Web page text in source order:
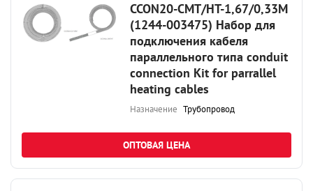
CCON20-CMT/HT-1,67/0,33M
(1244-003475) Набор для
подключения кабеля
параллельного типа conduit
connection Kit for parrallel
heating cables
Назначение Трубопровод
ОПТОВАЯ ЦЕНА